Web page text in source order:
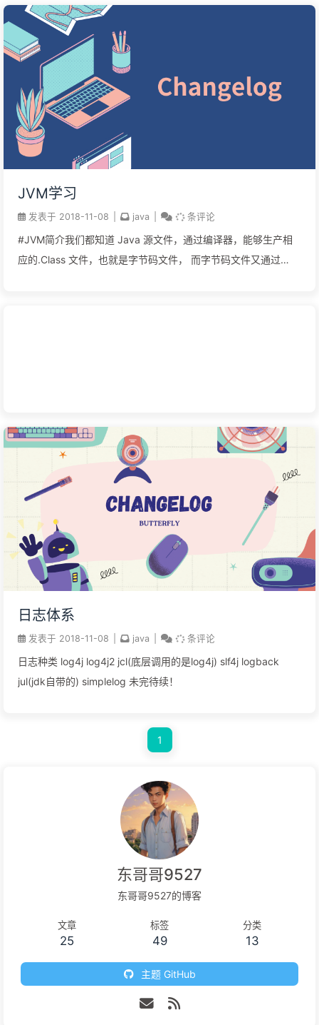
都市 金牛区//动态拼接StringBuffer result = new
StringBuffer("result: "); Joiner.on("
").appendTo(result,7,8);//result7 8//直接忽略NullJoiner.on("
").skipNulls().join("四川省","成都市","金牛区",null).toString()//
找出Null，并用其他值代替Joiner.on("...
JVM学习
发表于 2018-11-08 java 条评论
#JVM简介我们都知道 Java 源文件，通过编译器，能够生产相
应的.Class 文件，也就是字节码文件， 而字节码文件又通过
JVM 到达安全点操作出现。这些操作必须要在独立的线程里执
行，因为当 堆修改无法进行时，线程都需要 JVM 位于安全点。
这些操作的类型有:stop-the- world 垃圾回收、线程栈 dump、
线程暂停、线程偏向锁(biased...
日志体系
发表于 2018-11-08 java 条评论
日志种类 log4j log4j2 jcl(底层调用的是log4j) slf4j logback
jul(jdk自带的) simplelog 未完待续！
1
东哥哥9527
东哥哥9527的博客
文章
25
标签
49
分类
13
主题 GitHub